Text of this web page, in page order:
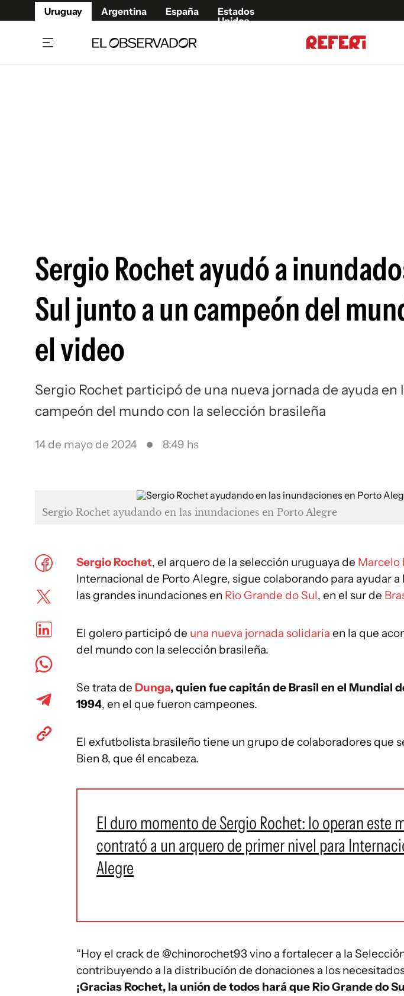
Uruguay Argentina España
Estados
Unidos
Sergio Rochet ayudó a
Sul junto a un campeón del
el video
Sergio Rochet participó de una nueva jornada de ayuda en
campeón del mundo con la selección brasileña
14 de mayo de 2024 8:49 hs
Sergio Rochet ayudando en las inundaciones en Porto Alegre
Sergio Rochet, el arquero de la selección uruguaya de Marcelo
Internacional de Porto Alegre, sigue colaborando para ayudar
las grandes inundaciones en Rio Grande do Sul, en el sur de
El golero participó de una nueva jornada solidaria en la que
del mundo con la selección brasileña.
Se trata de Dunga, quien fue capitán de Brasil en el Mundial
1994, en el que fueron campeones.
El exfutbolista brasileño tiene un grupo de colaboradores que
Bien 8, que él encabeza.
El duro momento de Sergio Rochet: lo operan este
contrató a un arquero de primer nivel para
Alegre
“Hoy el crack de @chinorochet93 vino a fortalecer a la
contribuyendo a la distribución de donaciones a los
¡Gracias Rochet, la unión de todos hará que Rio Grande do